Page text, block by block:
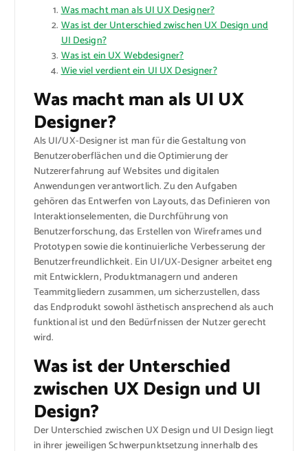
Was macht man als UI UX Designer?
Was ist der Unterschied zwischen UX Design und
UI Design?
Was ist ein UX Webdesigner?
Wie viel verdient ein UI UX Designer?
Was macht man als UI UX
Designer?
Als UI/UX-Designer ist man für die Gestaltung von
Benutzeroberflächen und die Optimierung der
Nutzererfahrung auf Websites und digitalen
Anwendungen verantwortlich. Zu den Aufgaben
gehören das Entwerfen von Layouts, das Definieren von
Interaktionselementen, die Durchführung von
Benutzerforschung, das Erstellen von Wireframes und
Prototypen sowie die kontinuierliche Verbesserung der
Benutzerfreundlichkeit. Ein UI/UX-Designer arbeitet eng
mit Entwicklern, Produktmanagern und anderen
Teammitgliedern zusammen, um sicherzustellen, dass
das Endprodukt sowohl ästhetisch ansprechend als auch
funktional ist und den Bedürfnissen der Nutzer gerecht
wird.
Was ist der Unterschied
zwischen UX Design und UI
Design?
Der Unterschied zwischen UX Design und UI Design liegt
in ihrer jeweiligen Schwerpunktsetzung innerhalb des